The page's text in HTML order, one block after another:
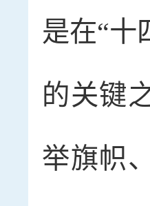
是在“十
的关键
举旗帜